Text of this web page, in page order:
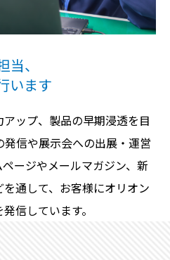
、
います
ップ、製品の早期浸透を目
信や展示会への出展・運営
ージやメールマガジン、新
通して、お客様にオリオン
信しています。